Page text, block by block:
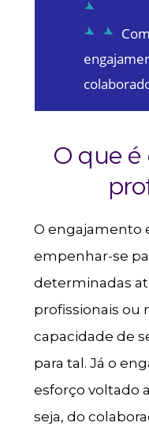
O que
O engajamento
empenhar-se
determinadas
profissionais ou
capacidade de
para tal. Já o
esforço voltado
seja, do